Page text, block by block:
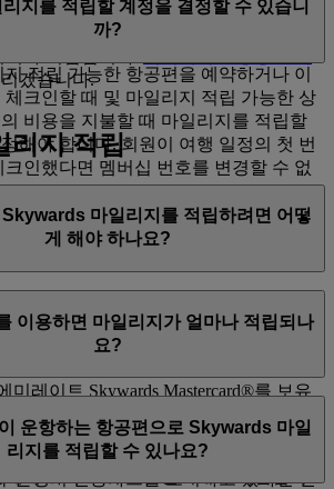
나 취소된 경우), 취소 또는 환불받은 항
한 부분을 제출하면 여행한 부분의 항공편
겠습니다.
지를 적립할 계정을 결정할 수 있습니
까?
적립 가능한 항공편을 예약하거나 이
크인할 때 및 마일리지 적립 가능한 상
비용을 지불할 때 마일리지를 적립할
해야 합니다. 회원이 여행 일정의 첫 번
인했다면 멤버십 번호를 변경할 수 없
리지 적립
마일리지를 적립하려면 어떻
게 해야 하나요?
HSBC, Emirates Islamic Bank, Emirates
Islamic Bank, Dubai Islamic Bank, ICICI
미레이트 Skywards Mastercard®를 보유
정에 자동 적립됩니다.
은행의 신용카드를 소지하고 있다면 신
이용하면 마일리지가 얼마나 적립되나
요?
적립됩니다. 적립되는 마일리지의 수는
브랜드, 객실 클래스에 따라 달라집니다.
운항하는 항공편으로 Skywards 마일
리지를 적립할 수 있나요?